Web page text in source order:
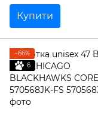
Купити
−66%
6